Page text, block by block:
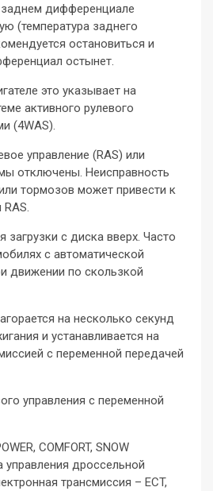
дифференциале
(температура заднего
остановиться и
остынет.
это указывает на
активного рулевого
(4WAS).
управление (RAS) или
отключены. Неисправность
тормозов может привести к
загрузки с диска вверх. Часто
с автоматической
движении по скользкой
на несколько секунд
и устанавливается на
с переменной передачей
управления с переменной
COMFORT, SNOW
управления дроссельной
трансмиссия – ECT,